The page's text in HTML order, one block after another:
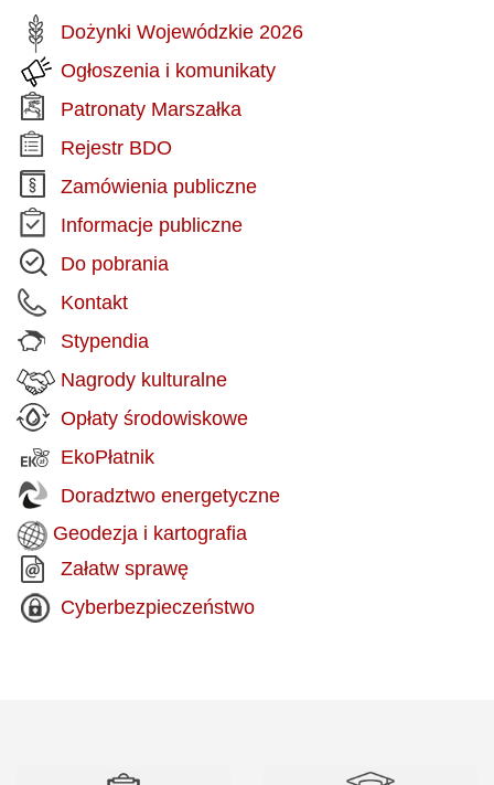
Dożynki Wojewódzkie 2026
Ogłoszenia i komunikaty
Patronaty Marszałka
Rejestr BDO
Zamówienia publiczne
Informacje publiczne
Do pobrania
Kontakt
Stypendia
Nagrody kulturalne
Opłaty środowiskowe
EkoPłatnik
Doradztwo energetyczne
Geodezja i kartografia
Załatw sprawę
Cyberbezpieczeństwo